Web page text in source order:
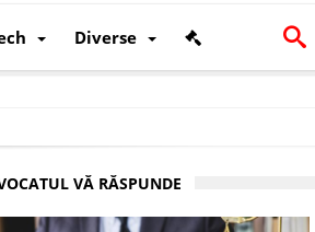
Diverse
VĂ RĂSPUNDE